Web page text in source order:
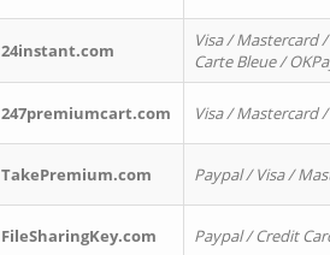
24instant.com
Visa / Mastercard
Carte Bleue /
247premiumcart.com Visa / Mastercard
TakePremium.com Paypal / Visa /
FileSharingKey.com Paypal / Credit